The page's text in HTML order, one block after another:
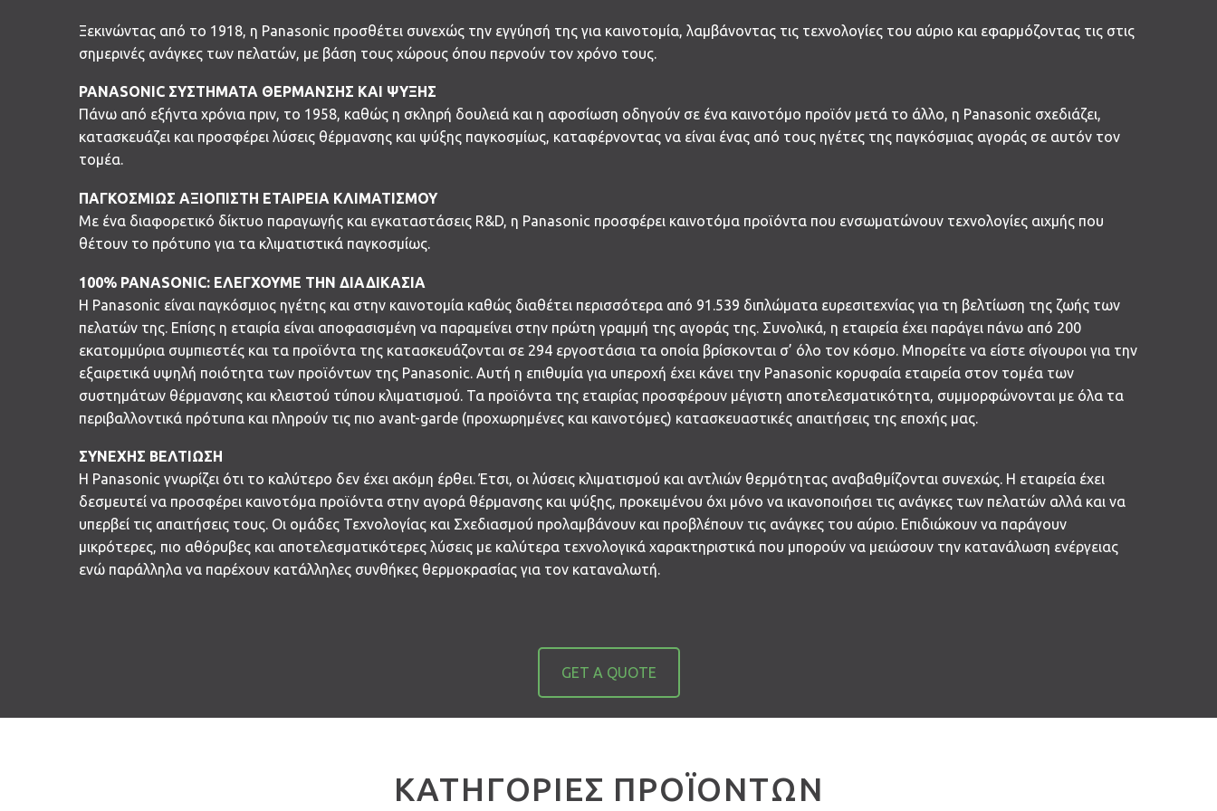
Ξεκινώντας από το 1918, η Panasonic προσθέτει συνεχώς την εγγύησή της για καινοτομία, λαμβάνοντας τις τεχνολογίες του αύριο και εφαρμόζοντας τις στις
σημερινές ανάγκες των πελατών, με βάση τους χώρους όπου περνούν τον χρόνο τους.
PANASONIC ΣΥΣΤΗΜΑΤΑ ΘΕΡΜΑΝΣΗΣ ΚΑΙ ΨΥΞΗΣ
Πάνω από εξήντα χρόνια πριν, το 1958, καθώς η σκληρή δουλειά και η αφοσίωση οδηγούν σε ένα καινοτόμο προϊόν μετά το άλλο, η Panasonic σχεδιάζει,
κατασκευάζει και προσφέρει λύσεις θέρμανσης και ψύξης παγκοσμίως, καταφέρνοντας να είναι ένας από τους ηγέτες της παγκόσμιας αγοράς σε αυτόν τον
τομέα.
ΠΑΓΚΟΣΜΙΩΣ ΑΞΙΟΠΙΣΤΗ ΕΤΑΙΡΕΙΑ ΚΛΙΜΑΤΙΣΜΟΥ
Με ένα διαφορετικό δίκτυο παραγωγής και εγκαταστάσεις R&D, η Panasonic προσφέρει καινοτόμα προϊόντα που ενσωματώνουν τεχνολογίες αιχμής που
θέτουν το πρότυπο για τα κλιματιστικά παγκοσμίως.
100% PANASONIC: ΕΛΕΓΧΟΥΜΕ ΤΗΝ ΔΙΑΔΙΚΑΣΙΑ
Η Panasonic είναι παγκόσμιος ηγέτης και στην καινοτομία καθώς διαθέτει περισσότερα από 91.539 διπλώματα ευρεσιτεχνίας για τη βελτίωση της ζωής των
πελατών της. Επίσης η εταιρία είναι αποφασισμένη να παραμείνει στην πρώτη γραμμή της αγοράς της. Συνολικά, η εταιρεία έχει παράγει πάνω από 200
εκατομμύρια συμπιεστές και τα προϊόντα της κατασκευάζονται σε 294 εργοστάσια τα οποία βρίσκονται σ’ όλο τον κόσμο. Μπορείτε να είστε σίγουροι για την
εξαιρετικά υψηλή ποιότητα των προϊόντων της Panasonic. Αυτή η επιθυμία για υπεροχή έχει κάνει την Panasonic κορυφαία εταιρεία στον τομέα των
συστημάτων θέρμανσης και κλειστού τύπου κλιματισμού. Τα προϊόντα της εταιρίας προσφέρουν μέγιστη αποτελεσματικότητα, συμμορφώνονται με όλα τα
περιβαλλοντικά πρότυπα και πληρούν τις πιο avant-garde (προχωρημένες και καινοτόμες) κατασκευαστικές απαιτήσεις της εποχής μας.
ΣΥΝΕΧΗΣ ΒΕΛΤΙΩΣΗ
Η Panasonic γνωρίζει ότι το καλύτερο δεν έχει ακόμη έρθει. Έτσι, οι λύσεις κλιματισμού και αντλιών θερμότητας αναβαθμίζονται συνεχώς. Η εταιρεία έχει
δεσμευτεί να προσφέρει καινοτόμα προϊόντα στην αγορά θέρμανσης και ψύξης, προκειμένου όχι μόνο να ικανοποιήσει τις ανάγκες των πελατών αλλά και να
υπερβεί τις απαιτήσεις τους. Οι ομάδες Τεχνολογίας και Σχεδιασμού προλαμβάνουν και προβλέπουν τις ανάγκες του αύριο. Επιδιώκουν να παράγουν
μικρότερες, πιο αθόρυβες και αποτελεσματικότερες λύσεις με καλύτερα τεχνολογικά χαρακτηριστικά που μπορούν να μειώσουν την κατανάλωση ενέργειας
ενώ παράλληλα να παρέχουν κατάλληλες συνθήκες θερμοκρασίας για τον καταναλωτή.
GET A QUOTE
ΚΑΤΗΓΟΡΙΕΣ ΠΡΟΪΟΝΤΩΝ